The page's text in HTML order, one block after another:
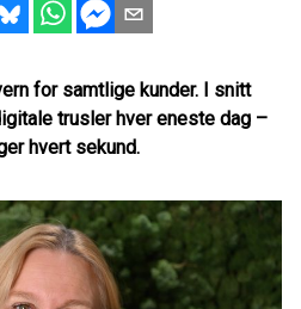
for samtlige kunder. I snitt
trusler hver eneste dag –
hvert sekund.